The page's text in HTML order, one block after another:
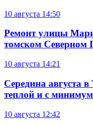
10 августа 14:50
Ремонт улицы
томском Северном
10 августа 14:21
Середина августа
теплой и с
10 августа 12:42